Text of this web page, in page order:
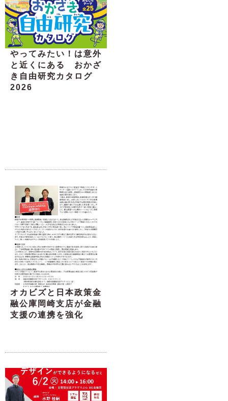
やってみたい！は意外
と近くにある おかざ
き自由研究カタログ
2026
オカビズと日本政策金
融公庫岡崎支店が金融
支援の連携を強化